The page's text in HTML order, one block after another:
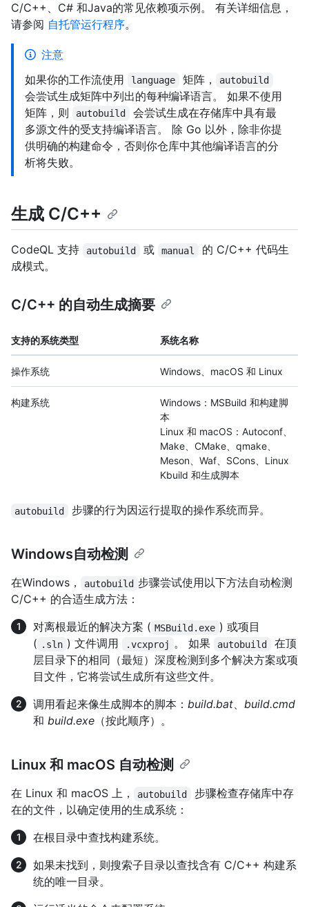
C/C++、C# 和Java的常见依赖项示例。 有关详细信息，
请参阅 自托管运行程序。
注意
如果你的工作流使用
language 矩阵， autobuild
会尝试生成矩阵中列出的每种编译语言。 如果不使用
矩阵，则
autobuild
会尝试生成在存储库中具有最
多源文件的受支持编译语言。 除 Go 以外，除非你提
供明确的构建命令，否则你仓库中其他编译语言的分
析将失败。
生成 C/C++
CodeQL 支持 autobuild 或 manual
的 C/C++ 代码生
成模式。
C/C++ 的自动生成摘要
支持的系统类型 系统名称
操作系统 Windows、macOS 和 Linux
构建系统
Windows：MSBuild 和构建脚
本
Linux 和 macOS：Autoconf、
Make、CMake、qmake、
Meson、Waf、SCons、Linux
Kbuild 和生成脚本
autobuild 步骤的行为因运行提取的操作系统而异。
Windows自动检测
在Windows， autobuild 步骤尝试使用以下方法自动检测
C/C++ 的合适生成方法：
对离根最近的解决方案 ( MSBuild.exe ) 或项目
( .sln ) 文件调用 .vcxproj 。 如果 autobuild
在顶
层目录下的相同（最短）深度检测到多个解决方案或项
目文件，它将尝试生成所有这些文件。
调用看起来像生成脚本的脚本： build.bat、 build.cmd
和 build.exe （按此顺序）。
Linux 和 macOS 自动检测
在 Linux 和 macOS 上， autobuild
步骤检查存储库中存
在的文件，以确定使用的生成系统：
在根目录中查找构建系统。
如果未找到，则搜索子目录以查找含有 C/C++ 构建系
统的唯一目录。